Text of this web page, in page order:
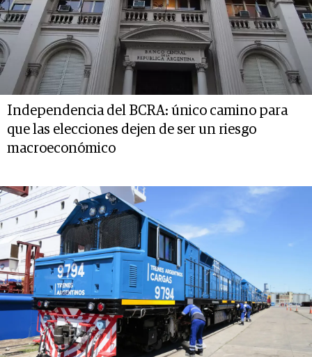
Independencia del BCRA: único camino para
que las elecciones dejen de ser un riesgo
macroeconómico